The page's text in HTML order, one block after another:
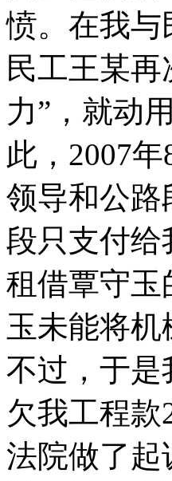
愤。在我与
民工王某
力”，就动
此，2007
领导和公路
段只支付给
租借覃守玉
玉未能将
不过，于是
欠我工程
法院做了起